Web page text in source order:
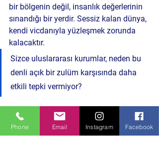
bir bölgenin değil, insanlık değerlerinin
sınandığı bir yerdir. Sessiz kalan dünya,
kendi vicdanıyla yüzleşmek zorunda
kalacaktır.
Sizce uluslararası kurumlar, neden bu
denli açık bir zulüm karşısında daha
etkili tepki vermiyor?
Politika ve Toplum
Phone Email Instagram Facebook